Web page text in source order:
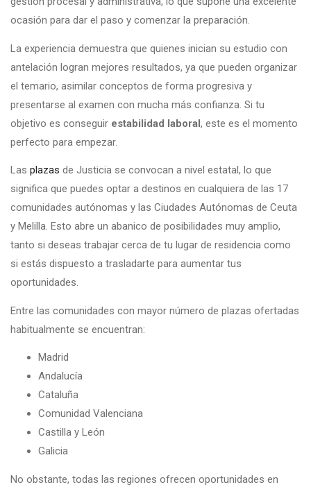
ocasión para dar el paso y comenzar la preparación.
La experiencia demuestra que quienes inician su estudio con
antelación logran mejores resultados, ya que pueden organizar
el temario, asimilar conceptos de forma progresiva y
presentarse al examen con mucha más confianza. Si tu
objetivo es conseguir estabilidad laboral, este es el momento
perfecto para empezar.
Las plazas de Justicia se convocan a nivel estatal, lo que
significa que puedes optar a destinos en cualquiera de las 17
comunidades autónomas y las Ciudades Autónomas de Ceuta
y Melilla. Esto abre un abanico de posibilidades muy amplio,
tanto si deseas trabajar cerca de tu lugar de residencia como
si estás dispuesto a trasladarte para aumentar tus
oportunidades.
Entre las comunidades con mayor número de plazas ofertadas
habitualmente se encuentran:
Madrid
Andalucía
Cataluña
Comunidad Valenciana
Castilla y León
Galicia
No obstante, todas las regiones ofrecen oportunidades en